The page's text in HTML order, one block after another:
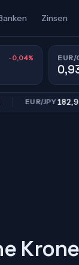
Zinsen
-0,04% EUR/
EUR/JPY182,91-